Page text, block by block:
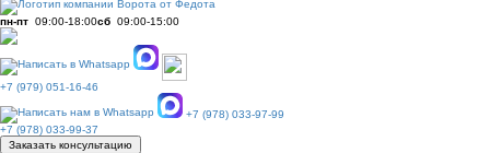
пн-пт 09:00-18:00сб 09:00-15:00
+7 (979) 051-16-46
+7 (978) 033-97-99
+7 (978) 033-99-37
Заказать консультацию